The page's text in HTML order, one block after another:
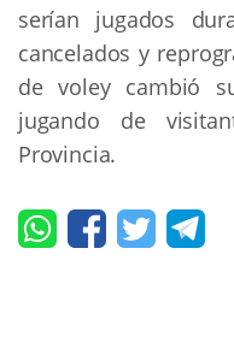
serían jugados
cancelados y
de voley cambió
jugando de
Provincia.